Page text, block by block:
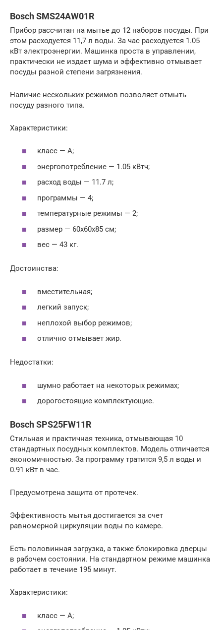
Bosch SMS24AW01R
Прибор рассчитан на мытье до 12 наборов посуды. При
этом расходуется 11,7 л воды. За час расходуется 1.05
кВт электроэнергии. Машинка проста в управлении,
практически не издает шума и эффективно отмывает
посуды разной степени загрязнения.
Наличие нескольких режимов позволяет отмыть
посуду разного типа.
Характеристики:
класс — А;
энергопотребление — 1.05 кВтч;
расход воды — 11.7 л;
программы — 4;
температурные режимы — 2;
размер — 60x60x85 см;
вес — 43 кг.
Достоинства:
вместительная;
легкий запуск;
неплохой выбор режимов;
отлично отмывает жир.
Недостатки:
шумно работает на некоторых режимах;
дорогостоящие комплектующие.
Bosch SPS25FW11R
Стильная и практичная техника, отмывающая 10
стандартных посудных комплектов. Модель отличается
экономичностью. За программу тратится 9,5 л воды и
0.91 кВт в час.
Предусмотрена защита от протечек.
Эффективность мытья достигается за счет
равномерной циркуляции воды по камере.
Есть половинная загрузка, а также блокировка дверцы
в рабочем состоянии. На стандартном режиме машинка
работает в течение 195 минут.
Характеристики:
класс — А;